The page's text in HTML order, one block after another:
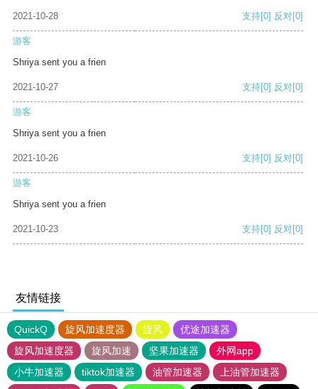
2021-10-28 支持[0] 反对[0]
游客
Shriya sent you a frien
2021-10-27 支持[0] 反对[0]
游客
Shriya sent you a frien
2021-10-26 支持[0] 反对[0]
游客
Shriya sent you a frien
2021-10-23 支持[0] 反对[0]
友情链接
QuickQ 旋风加速度器 旋风
优途加速器
旋风加速度器
旋风加速 坚果加速器
外网app
小牛加速器
tiktok加速器 油管加速器
上油管加速器